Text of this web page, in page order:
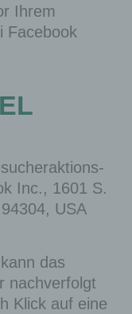
Ihrem
Facebook
Inc., 1601 S.
USA
das
nachverfolgt
Klick auf eine